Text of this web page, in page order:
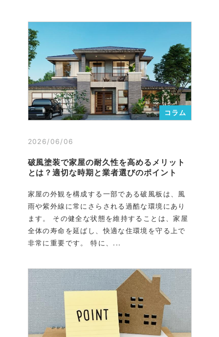
コラム
2026/06/06
破風塗装で家屋の耐久性を高めるメリット
とは？適切な時期と業者選びのポイント
家屋の外観を構成する一部である破風板は、風
雨や紫外線に常にさらされる過酷な環境にあり
ます。 その健全な状態を維持することは、家屋
全体の寿命を延ばし、快適な住環境を守る上で
非常に重要です。 特に、...